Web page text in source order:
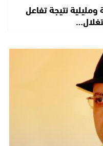
نتيجة تفاعل